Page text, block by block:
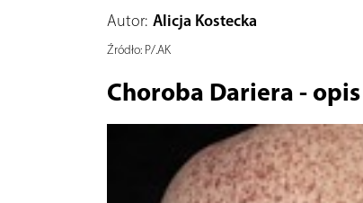
Autor: Alicja Kostecka
Źródło:P/.AK
Choroba Dariera -